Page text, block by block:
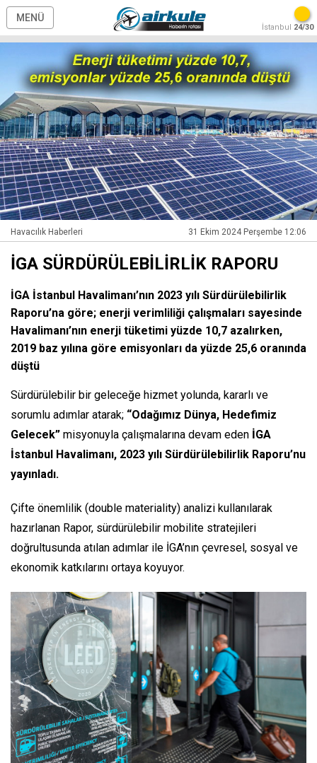
MENÜ
İstanbul 24/30
Havacılık Haberleri 31 Ekim 2024 Perşembe 12:06
İGA SÜRDÜRÜLEBİLİRLİK RAPORU
İGA İstanbul Havalimanı’nın 2023 yılı Sürdürülebilirlik
Raporu’na göre; enerji verimliliği çalışmaları sayesinde
Havalimanı’nın enerji tüketimi yüzde 10,7 azalırken,
2019 baz yılına göre emisyonları da yüzde 25,6 oranında
düştü
Sürdürülebilir bir geleceğe hizmet yolunda, kararlı ve
sorumlu adımlar atarak; “Odağımız Dünya, Hedefimiz
Gelecek” misyonuyla çalışmalarına devam eden İGA
İstanbul Havalimanı, 2023 yılı Sürdürülebilirlik Raporu’nu
yayınladı.
Çifte önemlilik (double materiality) analizi kullanılarak
hazırlanan Rapor, sürdürülebilir mobilite stratejileri
doğrultusunda atılan adımlar ile İGA’nın çevresel, sosyal ve
ekonomik katkılarını ortaya koyuyor.